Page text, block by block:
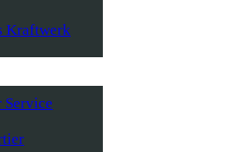
Kraftwerk
Service